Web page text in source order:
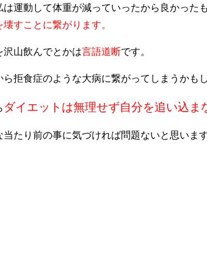
は運動して体重が減っていったから良かったも
壊すことに繋がります。
沢山飲んでとかは言語道断です。
ら拒食症のような大病に繋がってしまうかも
ダイエットは無理せず自分を追い込ま
当たり前の事に気づければ問題ないと思いま